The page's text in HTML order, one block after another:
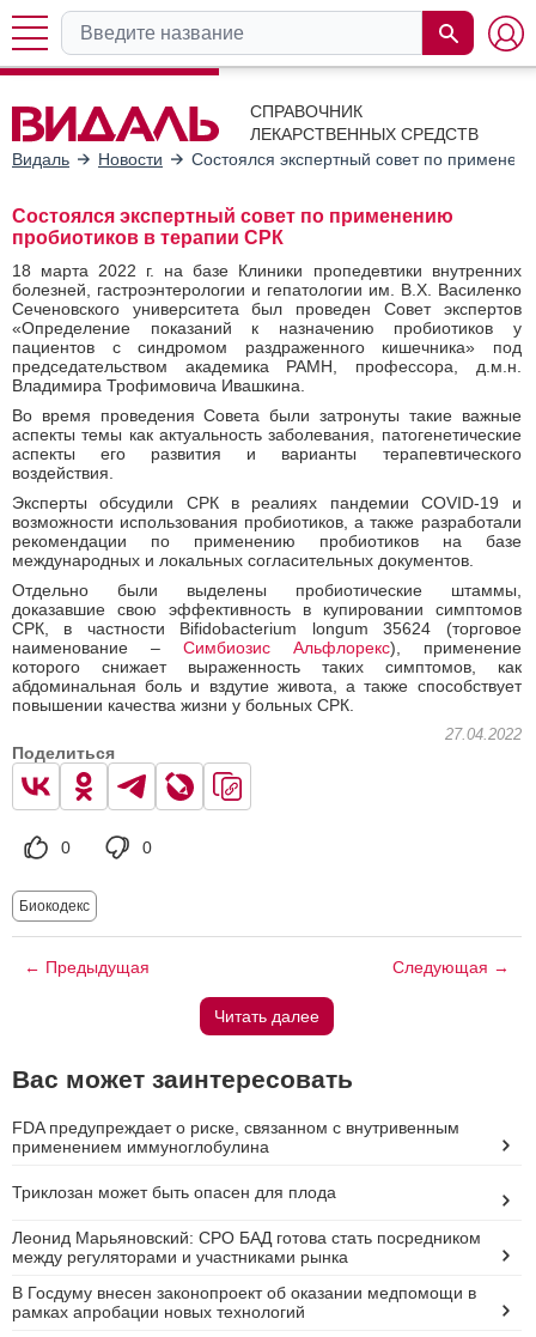
СПРАВОЧНИК
ЛЕКАРСТВЕННЫХ СРЕДСТВ
Видаль
Новости Состоялся экспертный совет по
Состоялся экспертный совет по применению
пробиотиков в терапии СРК
18 марта 2022 г. на базе Клиники пропедевтики внутренних
болезней, гастроэнтерологии и гепатологии им. В.Х. Василенко
Сеченовского университета был проведен Совет экспертов
«Определение показаний к назначению пробиотиков у
пациентов с синдромом раздраженного кишечника» под
председательством академика РАМН, профессора, д.м.н.
Владимира Трофимовича Ивашкина.
Во время проведения Совета были затронуты такие важные
аспекты темы как актуальность заболевания, патогенетические
аспекты его развития и варианты терапевтического
воздействия.
Эксперты обсудили СРК в реалиях пандемии COVID-19 и
возможности использования пробиотиков, а также разработали
рекомендации по применению пробиотиков на базе
международных и локальных согласительных документов.
Отдельно были выделены пробиотические штаммы,
доказавшие свою эффективность в купировании симптомов
СРК, в частности Bifidobacterium longum 35624 (торговое
наименование – Симбиозис Альфлорекс), применение
которого снижает выраженность таких симптомов, как
абдоминальная боль и вздутие живота, а также способствует
повышении качества жизни у больных СРК.
27.04.2022
Поделиться
0 0
Биокодекс
← Предыдущая Следующая →
Читать далее
Вас может заинтересовать
FDA предупреждает о риске, связанном с внутривенным
применением иммуноглобулина
Триклозан может быть опасен для плода
Леонид Марьяновский: СРО БАД готова стать посредником
между регуляторами и участниками рынка
В Госдуму внесен законопроект об оказании медпомощи в
рамках апробации новых технологий